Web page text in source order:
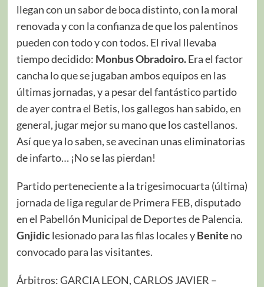
llegan con un sabor de boca distinto, con la moral
renovada y con la confianza de que los palentinos
pueden con todo y con todos. El rival llevaba
tiempo decidido: Monbus Obradoiro.Era el factor
cancha lo que se jugaban ambos equipos en las
últimas jornadas, y a pesar del fantástico partido
de ayer contra el Betis, los gallegos han sabido, en
general, jugar mejor su mano que los castellanos.
Así que ya lo saben, se avecinan unas eliminatorias
de infarto… ¡No se las pierdan!
Partido perteneciente a la trigesimocuarta (última)
jornada de liga regular de Primera FEB, disputado
en el Pabellón Municipal de Deportes de Palencia.
Gnjidiclesionado para las filas locales yBenite no
convocado para las visitantes.
Árbitros: GARCIA LEON, CARLOS JAVIER –